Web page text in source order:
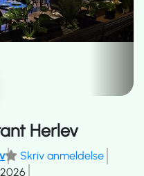
Herlev
Skriv anmeldelse